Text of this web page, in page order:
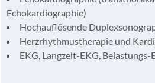
Echokardiographie)
Hochauflösende
Herzrhythmustherapie und
EKG, Langzeit-EKG, Belastungs-